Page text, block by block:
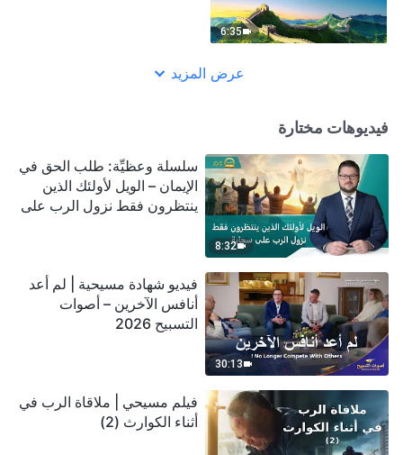
6:35
عرض المزيد
فيديوهات مختارة
8:32
سلسلة وعظيِّة: طلب الحق في
الإيمان – الويل لأولئك الذين
ينتظرون فقط نزول الرب على
30:13
فيديو شهادة مسيحية | لم أعد
أنافس الآخرين – أصوات
التسبيح 2026
فيلم مسيحي | ملاقاة الرب في
أثناء الكوارث (2)